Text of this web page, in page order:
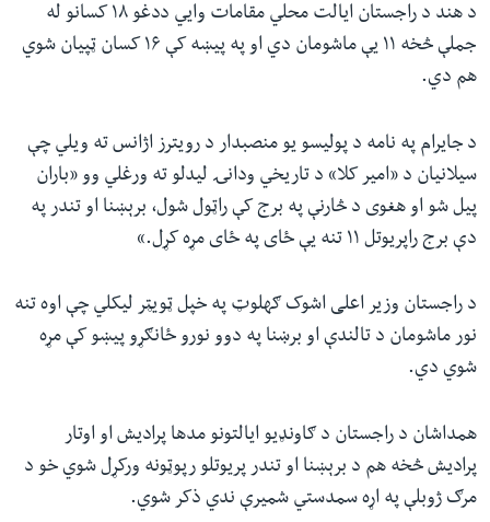
د هند د راجستان ایالت محلي مقامات وایي ددغو ۱۸ کسانو له
جملې څخه ۱۱ یې ماشومان دي او په پیښه کې ۱۶ کسان ټپیان شوي
هم دي.
د جایرام په نامه د پولیسو یو منصبدار د رویترز اژانس ته ویلي چې
سیلانیان د «امیر کلا» د تاریخي ودانۍ لیدلو ته ورغلي وو «باران
پیل شو او هغوی د څارنې په برج کې راټول شول، برېښنا او تندر په
دې برج راپریوتل ۱۱ تنه یې ځای په ځای مړه کړل.»
د راجستان وزیر اعلی اشوک ګهلوټ په خپل ټویټر لیکلي چې اوه تنه
نور ماشومان د تالندې او برښنا په دوو نورو ځانګړو پیښو کې مړه
شوي دي.
همداشان د راجستان د ګاونډیو ایالتونو مدها پرادیش او اوتار
پرادیش څخه هم د برېښنا او تندر پریوتلو رپوټونه ورکړل شوي خو د
مرګ ژوبلې په اړه سمدستي شمیرې ندي ذکر شوي.